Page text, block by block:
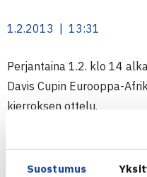
Suostumus
1.2.2013 | 13:31
Perjantaina 1.2. klo 14
Davis Cupin Eurooppa-
kierroksen ottelu.
Bulgarian ykkösen, Grigor
Juho Paukunottelun
seurata Tennisliiton